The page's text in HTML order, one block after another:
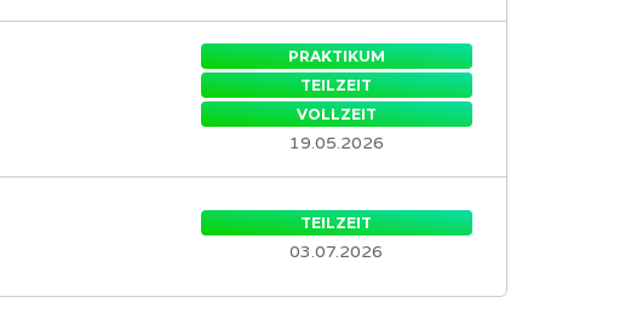
PRAKTIKUM
TEILZEIT
VOLLZEIT
19.05.2026
TEILZEIT
03.07.2026